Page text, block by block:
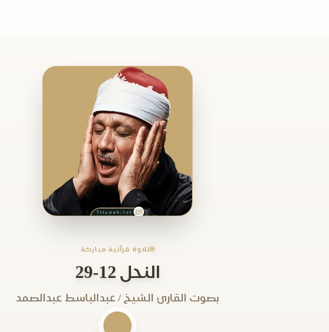
تلاوة قرآنية مباركة
النحل 12-29
بصوت القارئ الشيخ / عبدالباسط عبدالصمد